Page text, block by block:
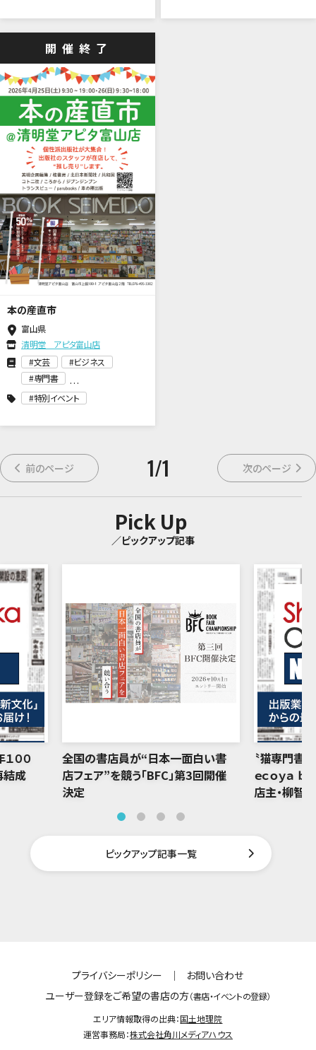
開催終了
本の産直市
富山県
清明堂 アピタ富山店
文芸
ビジネス
専門書
特別イベント
前のページ 1/1 次のページ
Pick Up
／ピックアップ記事
００
結成
全国の書店員が“日本一面白い書
店フェア”を競う「BFC」第3回開催
決定
〝猫専門書
ｅｃｏｙａ ｂ
店主・柳智
ピックアップ記事一覧
プライバシーポリシー ｜
お問い合わせ
ユーザー登録をご希望の書店の方（書店・イベントの登録）
エリア情報取得の出典：国土地理院
運営事務局：株式会社角川メディアハウス